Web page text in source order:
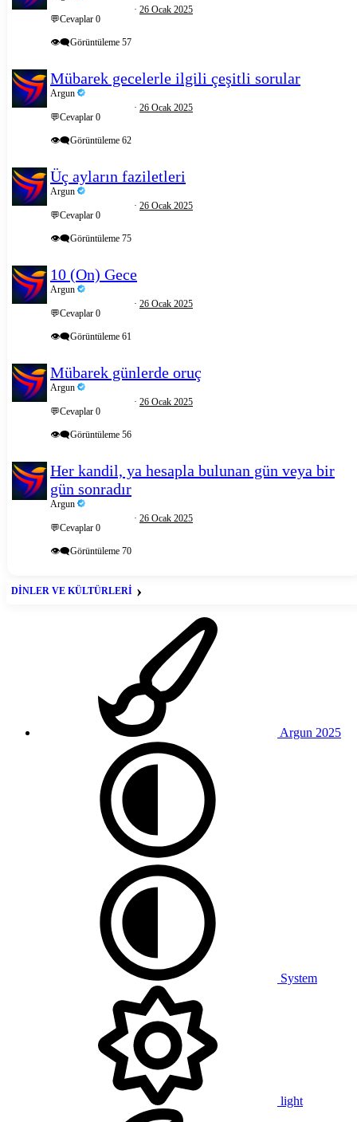
💬Cevaplar 0
👁️‍🗨️Görüntüleme 57
26 Ocak 2025
Mübarek gecelerle ilgili çeşitli sorular
Argun
💬Cevaplar 0
👁️‍🗨️Görüntüleme 62
26 Ocak 2025
Üç ayların faziletleri
Argun
💬Cevaplar 0
👁️‍🗨️Görüntüleme 75
26 Ocak 2025
10 (On) Gece
Argun
💬Cevaplar 0
👁️‍🗨️Görüntüleme 61
26 Ocak 2025
Mübarek günlerde oruç
Argun
💬Cevaplar 0
👁️‍🗨️Görüntüleme 56
26 Ocak 2025
Her kandil, ya hesapla bulunan gün veya bir
gün sonradır
Argun
💬Cevaplar 0
👁️‍🗨️Görüntüleme 70
26 Ocak 2025
DİNLER VE KÜLTÜRLERİ
Argun 2025
System
light